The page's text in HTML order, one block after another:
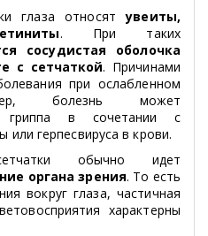
глаза относятувеиты,
. При таких
сосудистая оболочка
с сетчаткой. Причинами
при ослабленном
болезнь может
гриппа в сочетании с
или герпесвируса в крови.
обычно идет
органа зрения. То есть
вокруг глаза, частичная
характерны